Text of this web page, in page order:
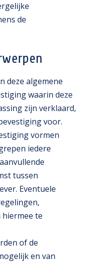
de
deze algemene
waarin deze
zijn verklaard,
voor.
vormen
iedere
tussen
Eventuele
te
of de
en van